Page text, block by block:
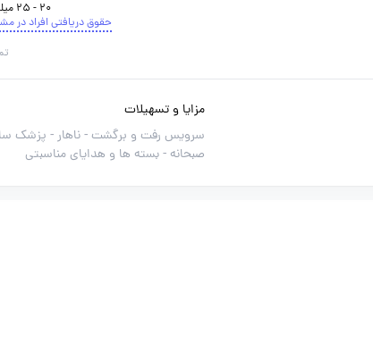
20 - 25 میلیون تومان
حقوق دریافتی افراد در
مزایا و تسهیلات
سرویس رفت و برگشت - ناهار - پزشک
صبحانه - بسته ها و هدایای مناسبتی